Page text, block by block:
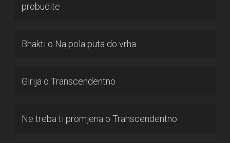
probudite
Bhakti o Na pola puta do vrha
Girija o Transcendentno
Ne treba ti promjena o Transcendentno